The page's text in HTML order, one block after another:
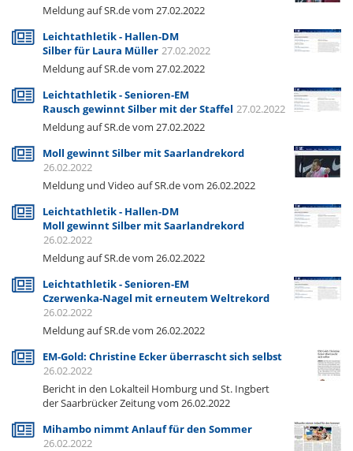
Meldung auf SR.de vom 27.02.2022
Leichtathletik - Hallen-DM
Silber für Laura Müller 27.02.2022
Meldung auf SR.de vom 27.02.2022
Leichtathletik - Senioren-EM
Rausch gewinnt Silber mit der Staffel 27.02.2022
Meldung auf SR.de vom 27.02.2022
Moll gewinnt Silber mit Saarlandrekord
26.02.2022
Meldung und Video auf SR.de vom 26.02.2022
Leichtathletik - Hallen-DM
Moll gewinnt Silber mit Saarlandrekord
26.02.2022
Meldung auf SR.de vom 26.02.2022
Leichtathletik - Senioren-EM
Czerwenka-Nagel mit erneutem Weltrekord
26.02.2022
Meldung auf SR.de vom 26.02.2022
EM-Gold: Christine Ecker überrascht sich selbst
26.02.2022
Bericht in den Lokalteil Homburg und St. Ingbert
der Saarbrücker Zeitung vom 26.02.2022
Mihambo nimmt Anlauf für den Sommer
26.02.2022